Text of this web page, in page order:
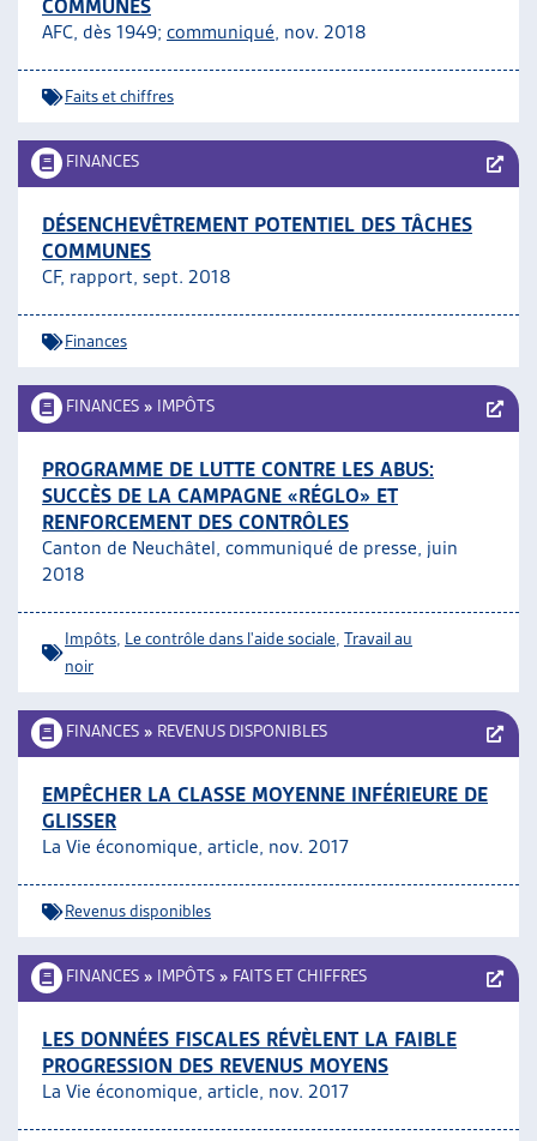
COMMUNES
AFC, dès 1949; communiqué, nov. 2018
Faits et chiffres
FINANCES
DÉSENCHEVÊTREMENT POTENTIEL DES TÂCHES
COMMUNES
CF, rapport, sept. 2018
Finances
FINANCES » IMPÔTS
PROGRAMME DE LUTTE CONTRE LES ABUS:
SUCCÈS DE LA CAMPAGNE «RÉGLO» ET
RENFORCEMENT DES CONTRÔLES
Canton de Neuchâtel, communiqué de presse, juin
2018
Impôts Le contrôle dans l'aide sociale Travail au
noir
FINANCES » REVENUS DISPONIBLES
EMPÊCHER LA CLASSE MOYENNE INFÉRIEURE DE
GLISSER
La Vie économique, article, nov. 2017
Revenus disponibles
FINANCES » IMPÔTS » FAITS ET CHIFFRES
LES DONNÉES FISCALES RÉVÈLENT LA FAIBLE
PROGRESSION DES REVENUS MOYENS
La Vie économique, article, nov. 2017